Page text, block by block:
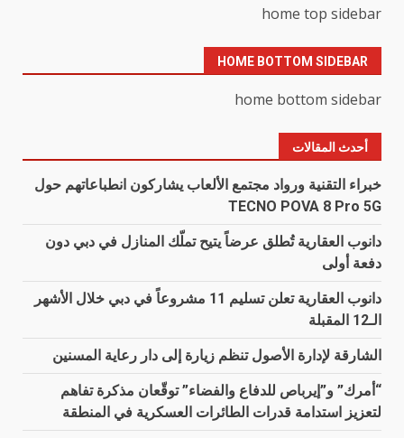
home top sidebar
HOME BOTTOM SIDEBAR
home bottom sidebar
أحدث المقالات
خبراء التقنية ورواد مجتمع الألعاب يشاركون انطباعاتهم حول
TECNO POVA 8 Pro 5G
دانوب العقارية تُطلق عرضاً يتيح تملّك المنازل في دبي دون
دفعة أولى
دانوب العقارية تعلن تسليم 11 مشروعاً في دبي خلال الأشهر
الـ12 المقبلة
الشارقة لإدارة الأصول تنظم زيارة إلى دار رعاية المسنين
“أمرك” و”إيرباص للدفاع والفضاء” توقّعان مذكرة تفاهم
لتعزيز استدامة قدرات الطائرات العسكرية في المنطقة